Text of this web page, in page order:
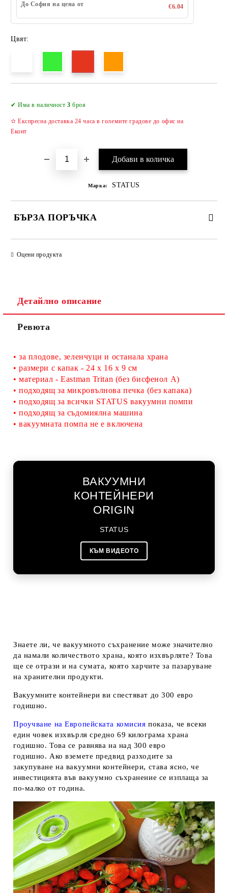
До София на цена от
€6.04
Цвят:
✔ Има в наличност3 броя
✫ Експресна доставка 24 часа в големите градове до офис на
Еконт
Марка: STATUS
БЪРЗА ПОРЪЧКА
Съгласен съм с
Ние ще се свържем с вас в рамките на работния ден.
Оцени продукта
Детайлно описание
Ревюта
•за плодове, зеленчуци и останала храна
•размери с капак - 24 х 16 х 9 см
• материал - Eastman Tritan (без бисфенол А)
• подходящ за микровълнова печка (без капака)
• подходящ за всички STATUS вакуумни помпи
• подходящ за съдомиялна машина
• вакуумната помпа не е включена
ВАКУУМНИ
КОНТЕЙНЕРИ
ORIGIN
STATUS
КЪМ ВИДЕОТО
Знаете ли, че вакуумното съхранение може значително
да намали количеството храна, която изхвърляте? Това
ще се отрази и на сумата, която харчите за пазаруване
на хранителни продукти.
Вакуумните контейнери ви спестяват до 300 евро
годишно.
Проучване на Европейската комисия показа, че всеки
един човек изхвърля средно 69 килограма храна
годишно. Това се равнява на над 300 евро
годишно. Ако вземете предвид разходите за
закупуване на вакуумни контейнери, става ясно, че
инвестицията във вакуумно съхранение се изплаща за
по-малко от година.